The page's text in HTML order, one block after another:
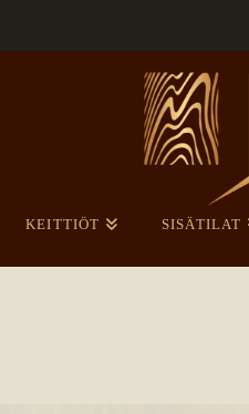
KEITTIÖT SISÄTILAT